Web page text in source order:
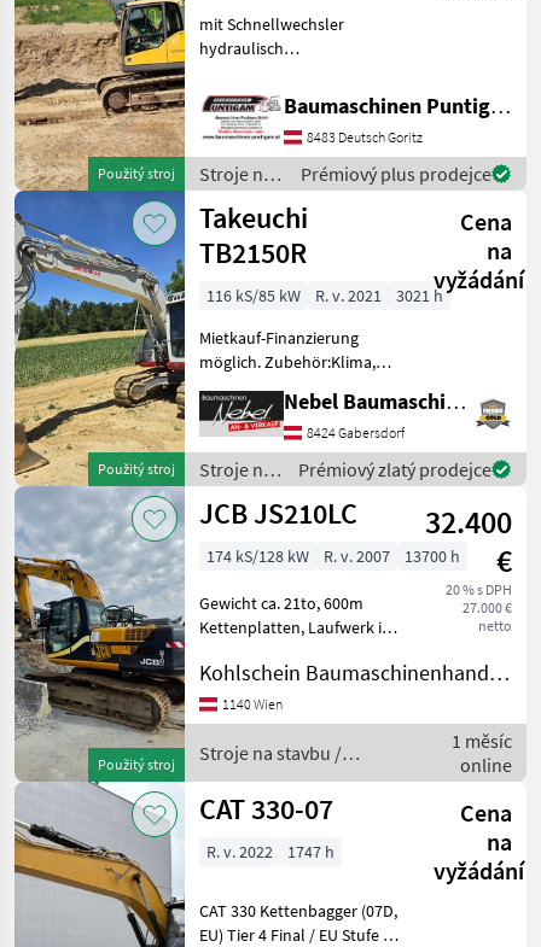
Použitý stroj
mit Schnellwechsler
hydraulisch
2 Tieflöffel, 1
Böschungslöffel
Referenznummer: 20479
Baumaschinen Puntigam
GmbH Unser Spezialgebiet:
Ank
Baumaschinen Puntigam GmbH
8483 Deutsch Goritz
Stroje na
stavbu /
Volvo
Prémiový plus prodejce
Použitý stroj
Takeuchi
TB2150R
Cena
na
vyžádání
116 kS/85 kW R. v. 2021
3021 h
Mietkauf-Finanzierung
möglich. Zubehör:Klima,
Zentralschmierung, 2
Tieflöffel 600mm 1000mm
1Böschungslöffel 1800mm.
Stroje na stavbu Pásový
báger
Nebel Baumaschinen
8424 Gabersdorf
Stroje na
stavbu /
Takeuchi
Prémiový zlatý prodejce
Použitý stroj
JCB JS210LC
32.400
€
20 % s DPH
27.000 €
netto
174 kS/128 kW R. v. 2007 13700 h
Gewicht ca. 21to, 600m
Kettenplatten, Laufwerk in
hydraulischer
Schnellwechsler BMT SW2,
1 Tieflöffel, 1 hydraulischer
Böschungslöffel Stroje n
Kohlschein Baumaschinenhandel GmbH
1140 Wien
Stroje na stavbu /
JCB
1 měsíc
online
CAT 330-07
Cena
na
vyžádání
R. v. 2022 1747 h
CAT 330 Kettenbagger (07D,
EU) Tier 4 Final / EU Stufe V